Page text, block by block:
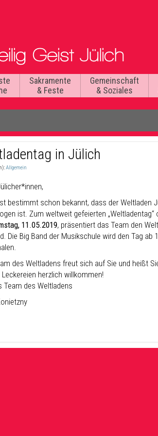
Sakramente
& Feste
Gemeinschaft
& Soziales
in Jülich
Allgemein
bestimmt schon bekannt, dass der Weltladen
ist. Zum weltweit gefeierten „Weltladentag“
11.05.2019, präsentiert das Team den
Die Big Band der Musikschule wird den Tag ab
des Weltladens freut sich auf Sie und heißt
Leckereien herzlich willkommen!
Team des Weltladens